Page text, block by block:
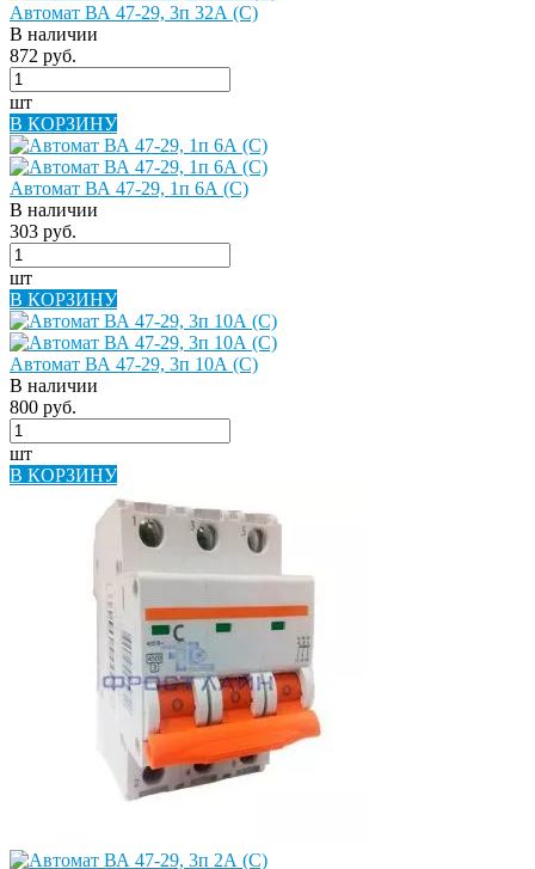
Автомат ВА 47-29, 3п 32А (C)
В наличии
872 руб.
шт
В КОРЗИНУ
Автомат ВА 47-29, 1п 6А (C)
В наличии
303 руб.
шт
В КОРЗИНУ
Автомат ВА 47-29, 3п 10А (C)
В наличии
800 руб.
шт
В КОРЗИНУ